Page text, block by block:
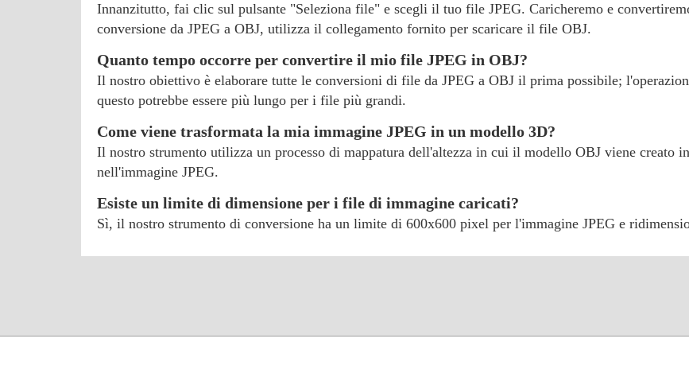
Innanzitutto, fai clic sul pulsante "Seleziona file" e scegli il tuo file JPEG. Caricheremo e
conversione da JPEG a OBJ, utilizza il collegamento fornito per scaricare il file OBJ.
Quanto tempo occorre per convertire il mio file JPEG in OBJ?
Il nostro obiettivo è elaborare tutte le conversioni di file da JPEG a OBJ il prima possibile;
questo potrebbe essere più lungo per i file più grandi.
Come viene trasformata la mia immagine JPEG in un modello 3D?
Il nostro strumento utilizza un processo di mappatura dell'altezza in cui il modello OBJ viene creato
nell'immagine JPEG.
Esiste un limite di dimensione per i file di immagine caricati?
Sì, il nostro strumento di conversione ha un limite di 600x600 pixel per l'immagine JPEG e